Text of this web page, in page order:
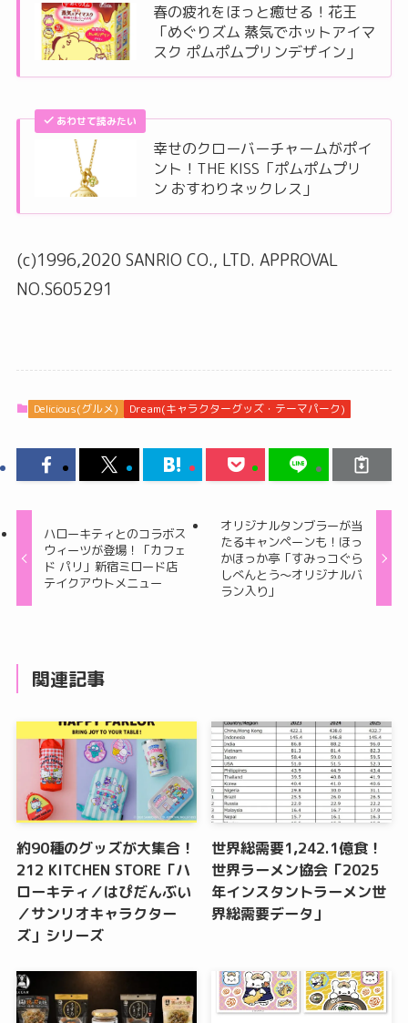
春の疲れをほっと癒せる！花王
「めぐりズム 蒸気でホットアイマ
スク ポムポムプリンデザイン」
あわせて読みたい
幸せのクローバーチャームがポイ
ント！THE KISS「ポムポムプリ
ン おすわりネックレス」
(c)1996,2020 SANRIO CO., LTD. APPROVAL
NO.S605291
Delicious(グルメ) Dream(キャラクターグッズ・テーマパーク)
ハローキティとのコラボス
ウィーツが登場！「カフェ
ド パリ」新宿ミロード店
テイクアウトメニュー
オリジナルタンブラーが当
たるキャンペーンも！ほっ
かほっか亭「すみっコぐら
しべんとう～オリジナルバ
ラン入り」
関連記事
約90種のグッズが大集合！
212 KITCHEN STORE「ハ
ローキティ／はぴだんぶい
／サンリオキャラクター
ズ」シリーズ
世界総需要1,242.1億食！
世界ラーメン協会「2025
年インスタントラーメン世
界総需要データ」